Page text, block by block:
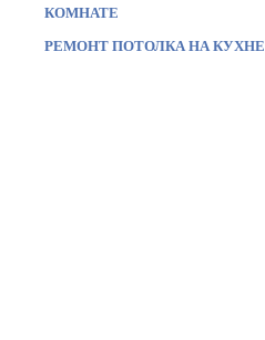
КОМНАТЕ
РЕМОНТ ПОТОЛКА НА КУХНЕ